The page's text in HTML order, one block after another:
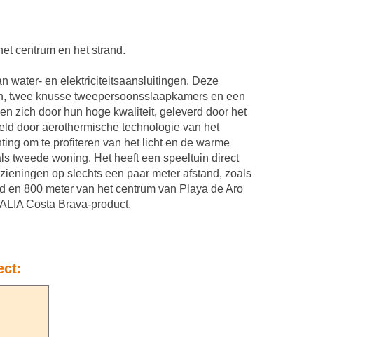
centrum en het strand.
water- en elektriciteitsaansluitingen. Deze
twee knusse tweepersoonsslaapkamers en een
zich door hun hoge kwaliteit, geleverd door het
door aerothermische technologie van het
om te profiteren van het licht en de warme
tweede woning. Het heeft een speeltuin direct
op slechts een paar meter afstand, zoals
en 800 meter van het centrum van Playa de Aro
Costa Brava-product.